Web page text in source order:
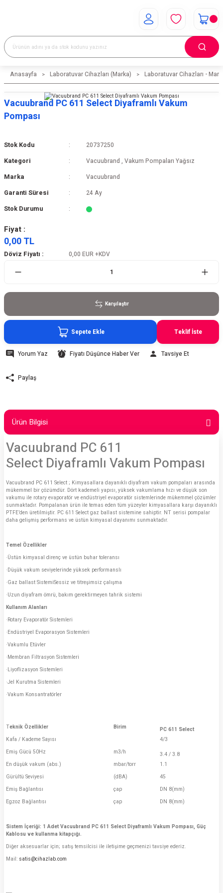
Anasayfa Laboratuvar Cihazları (Marka) Laboratuvar Cihazları -
Vacuubrand PC 611 Select Diyaframlı Vakum
Pompası
Stok Kodu 20737250
Kategori Vacuubrand , Vakum Pompaları Yağsız
Marka Vacuubrand
Garanti Süresi 24 Ay
Stok Durumu
Fiyat :
0,00 TL
Döviz Fiyatı : 0,00 EUR +KDV
Karşılaştır
Sepete Ekle Teklif İste
Yorum Yaz Fiyatı Düşünce Haber Ver Tavsiye Et
Paylaş
Ürün Bilgisi
Vacuubrand PC 611
Select Diyaframlı Vakum Pompası
Vacuubrand PC 611 Select ; Kimyasallara dayanıklı diyafram vakum pompaları arasında
mükemmel bir çözümdür. Dört kademeli yapısı, yüksek vakumlama hızı ve düşük son
vakumu ile rotary evaporatör ve endüstriyel evaporatör sistemlerinde mükemmel çözümler
sunmaktadır. Pompalanan ürün ile temas eden tüm yüzeyler kimyasallara karşı dayanıklı
PTFE’den üretilmiştir. PC 611 Select gaz ballast sistemine sahiptir. NT serisi pompalar
daha gelişmiş performans ve üstün kimyasal dayanımı sunmaktadır.
Temel Özellikler
·Üstün kimyasal direnç ve üstün buhar toleransı
·Düşük vakum seviyelerinde yüksek performanslı
·Gaz ballast SistemiSessiz ve titreşimsiz çalışma
·Uzun diyafram ömrü, bakım gerektirmeyen tahrik sistemi
Kullanım Alanları
·Rotary Evaporatör Sistemleri
·Endüstriyel Evaporasyon Sistemleri
·Vakumlu Etüvler
·Membran Filtrasyon Sistemleri
·Liyoflizasyon Sistemleri
·Jel Kurutma Sistemleri
·Vakum Konsantratörler
Teknik Özellikler Birim
PC 611 Select
Kafa / Kademe Sayısı
4/3
Emiş Gücü 50Hz
m3/h
3.4 / 3.8
En düşük vakum (abs.)
mbar/torr
1.1
Gürültü Seviyesi
(dBA)
45
Emiş Bağlantısı
çap
DN 8(mm)
Egzoz Bağlantısı
çap DN 8(mm)
Sistem İçeriği: 1 Adet Vacuubrand PC 611 Select Diyaframlı Vakum Pompası, Güç
Kablosu ve kullanma kitapçığı.
Diğer aksesuarlar için; satış temsilcisi ile iletişime geçmenizi tavsiye ederiz.
Mail: satis@cihazlab.com